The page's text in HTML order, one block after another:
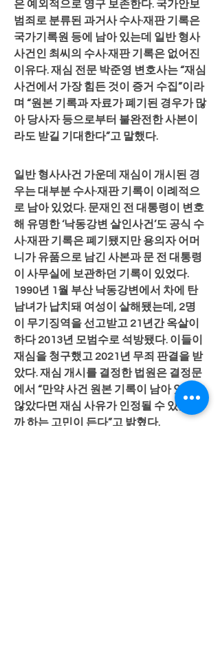
은 예외적으로 영구 보존한다. 국가안보
범죄로 분류된 과거사 수사·재판 기록은
국가기록원 등에 남아 있는데 일반 형사
사건인 최씨의 수사·재판 기록은 없어진
이유다. 재심 전문 박준영 변호사는 “재심
사건에서 가장 힘든 것이 증거 수집”이라
며 “원본 기록과 자료가 폐기된 경우가 많
아 당사자 등으로부터 불완전한 사본이
라도 받길 기대한다”고 말했다.
일반 형사사건 가운데 재심이 개시된 경
우는 대부분 수사·재판 기록이 이례적으
로 남아 있었다. 문재인 전 대통령이 변호
해 유명한 ‘낙동강변 살인사건’도 공식 수
사·재판 기록은 폐기됐지만 용의자 어머
니가 유품으로 남긴 사본과 문 전 대통령
이 사무실에 보관하던 기록이 있었다.
1990년 1월 부산 낙동강변에서 차에 탄
남녀가 납치돼 여성이 살해됐는데, 2명
이 무기징역을 선고받고 21년간 옥살이
하다 2013년 모범수로 석방됐다. 이들이
재심을 청구했고 2021년 무죄 판결을 받
았다. 재심 개시를 결정한 법원은 결정문
에서 “만약 사건 원본 기록이 남아 있지
않았다면 재심 사유가 인정될 수 있었을
까 하는 고민이 든다”고 밝혔다.